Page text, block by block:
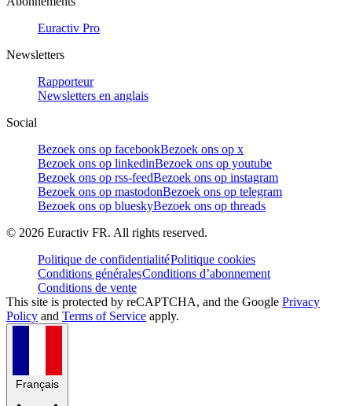
Euractiv Pro
Newsletters
Rapporteur
Newsletters en anglais
Social
Bezoek ons op facebookBezoek ons op x
Bezoek ons op linkedinBezoek ons op youtube
Bezoek ons op rss-feedBezoek ons op instagram
Bezoek ons op mastodonBezoek ons op telegram
Bezoek ons op blueskyBezoek ons op threads
© 2026 Euractiv FR. All rights reserved.
Politique de confidentialitéPolitique cookies
Conditions généralesConditions d’abonnement
Conditions de vente
This site is protected by reCAPTCHA, and the Google Privacy
Policy and Terms of Service apply.
Français